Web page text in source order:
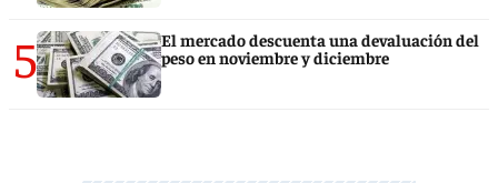
5
El mercado descuenta una devaluación del
peso en noviembre y diciembre